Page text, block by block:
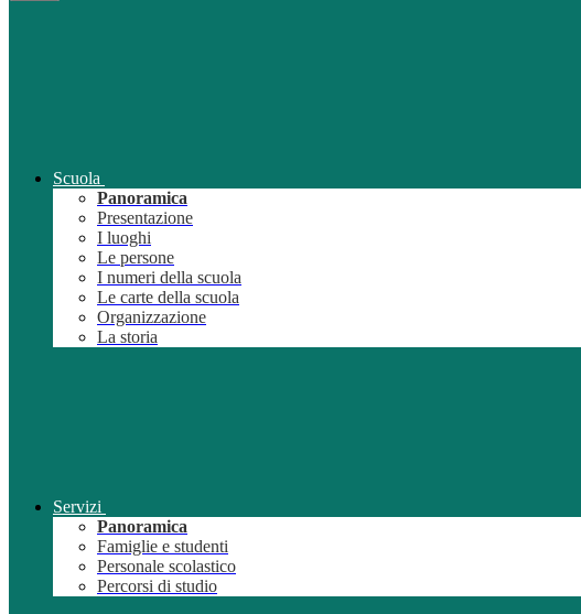
Scuola
Panoramica
Presentazione
I luoghi
Le persone
I numeri della scuola
Le carte della scuola
Organizzazione
La storia
Servizi
Panoramica
Famiglie e studenti
Personale scolastico
Percorsi di studio